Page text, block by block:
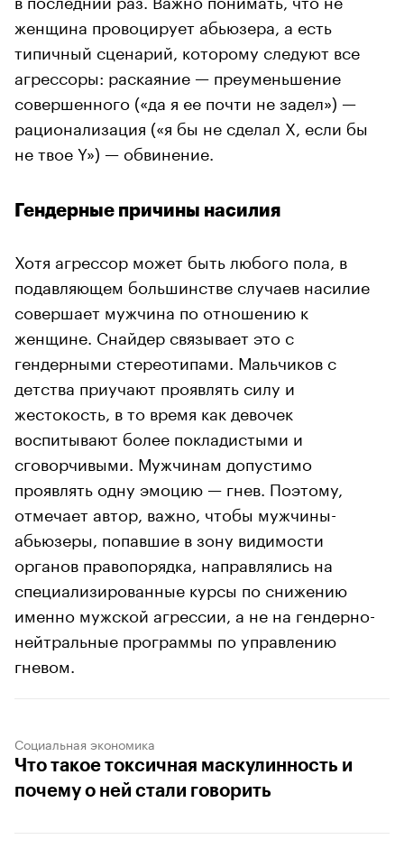
женщина провоцирует абьюзера, а есть
типичный сценарий, которому следуют все
агрессоры: раскаяние — преуменьшение
совершенного («да я ее почти не задел») —
рационализация («я бы не сделал X, если бы
не твое Y») — обвинение.
Гендерные причины насилия
Хотя агрессор может быть любого пола, в
подавляющем большинстве случаев насилие
совершает мужчина по отношению к
женщине. Снайдер связывает это с
гендерными стереотипами. Мальчиков с
детства приучают проявлять силу и
жестокость, в то время как девочек
воспитывают более покладистыми и
сговорчивыми. Мужчинам допустимо
проявлять одну эмоцию — гнев. Поэтому,
отмечает автор, важно, чтобы мужчины-
абьюзеры, попавшие в зону видимости
органов правопорядка, направлялись на
специализированные курсы по снижению
именно мужской агрессии, а не на гендерно-
нейтральные программы по управлению
гневом.
Социальная экономика
Что такое токсичная маскулинность и
почему о ней стали говорить